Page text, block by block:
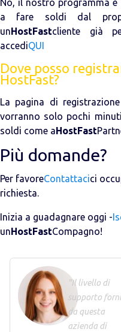
No, il nostro programma
a fare soldi dal
un HostFastcliente già
accediQUI
Dove posso
HostFast?
La pagina di
vorranno solo pochi
soldi come a HostFast
Più domande?
Per favoreContattacici
richiesta.
Inizia a guadagnare oggi -
un HostFastCompagno!
"Il livello di
supporto
da questa
azienda di